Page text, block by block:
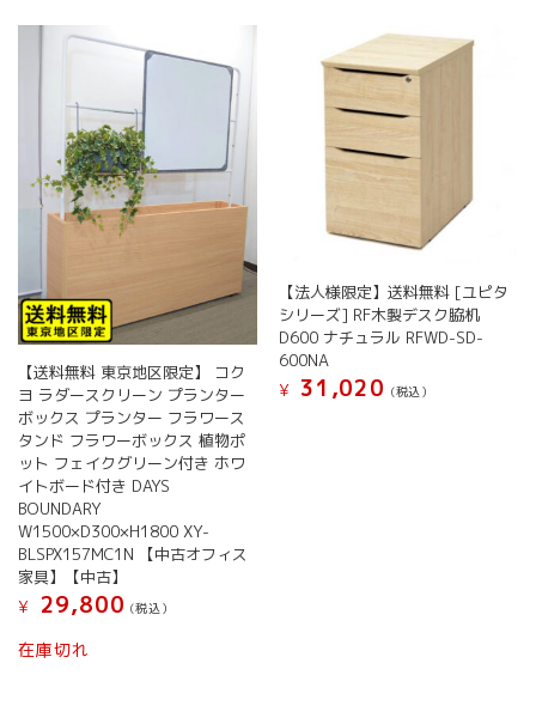
【送料無料 東京地区限定】 コク
ヨ ラダースクリーン プランター
ボックス プランター フラワース
タンド フラワーボックス 植物ポ
ット フェイクグリーン付き ホワ
イトボード付き DAYS
BOUNDARY
W1500×D300×H1800 XY-
BLSPX157MC1N 【中古オフィス
家具】【中古】
¥
29,800 (税込）
在庫切れ
【法人様限定】送料無料 [ユピタ
シリーズ] RF木製デスク脇机
D600 ナチュラル RFWD-SD-
600NA
¥
31,020 (税込）